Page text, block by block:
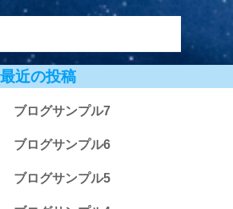
最近の投稿
ブログサンプル7
ブログサンプル6
ブログサンプル5